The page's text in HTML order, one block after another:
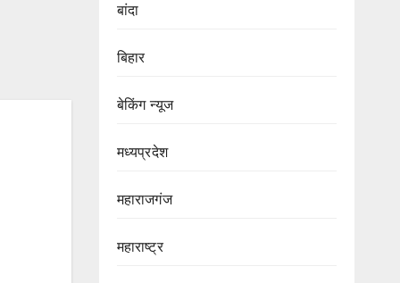
बांदा
बिहार
बेकिंग न्यूज
मध्यप्रदेश
महाराजगंज
महाराष्ट्र